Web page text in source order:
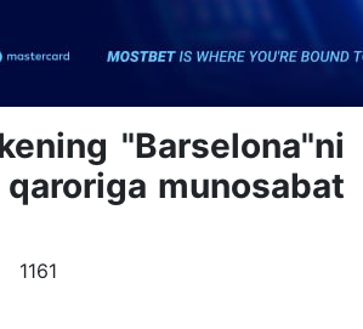
"Barselona"ni
munosabat
1161